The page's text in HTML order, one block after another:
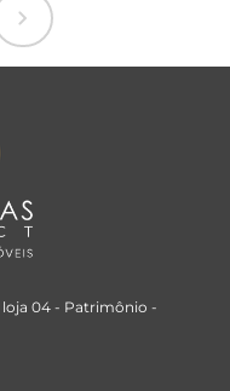
chevron_right
loja 04- Patrimônio -